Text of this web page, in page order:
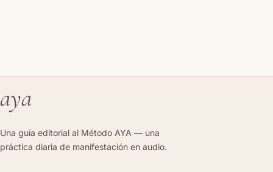
aya
Una guía editorial al Método AYA — una
práctica diaria de manifestación en audio.